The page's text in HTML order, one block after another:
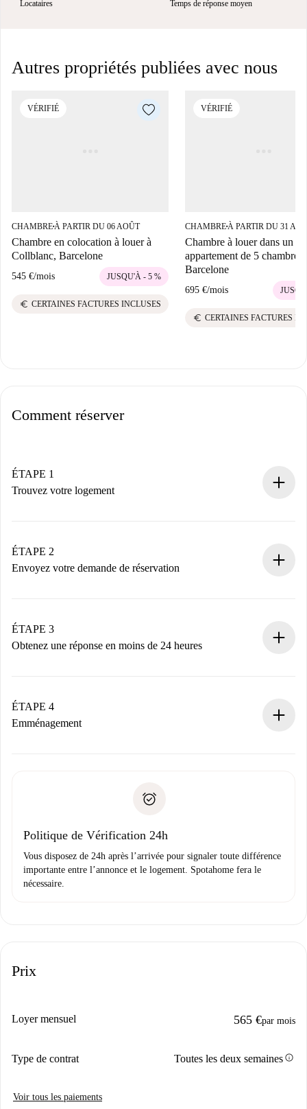
Locataires Temps de réponse moyen
Autres propriétés publiées avec nous
VÉRIFIÉ
CHAMBRE■À PARTIR DU 06 AOÛT
Chambre en colocation à louer à
Collblanc, Barcelone
545 €/mois JUSQU'À - 5 %
euro CERTAINES FACTURES INCLUSES
VÉRIFIÉ
CHAMBRE■À PARTIR DU 31
Chambre à louer dans un
appartement de 5 chambres
Barcelone
695 €/mois
euro CERTAINES FACTURES
Comment réserver
ÉTAPE 1
Trouvez votre logement
Vous disposez à l’avance de toutes les informations
nécessaires.
ÉTAPE 2
Envoyez votre demande de réservation
Nous ne vous facturerons rien tant que le propriétaire
n’aura pas accepté.
ÉTAPE 3
Obtenez une réponse en moins de 24 heures
contact avec le propriétaire.
Si refusé : aucun prélèvement et nous vous proposerons
Justificatif de solvabilité
ÉTAPE 4
Emménagement
uniquement si aucun problème n'est signalé.
Politique de Vérification 24h
Vous disposez de 24h après l’arrivée pour signaler toute différence
importante entre l’annonce et le logement. Spotahome fera le
nécessaire.
Prix
Loyer mensuel 565 €par mois
Type de contrat Toutes les deux semainesinfo
Voir tous les paiements